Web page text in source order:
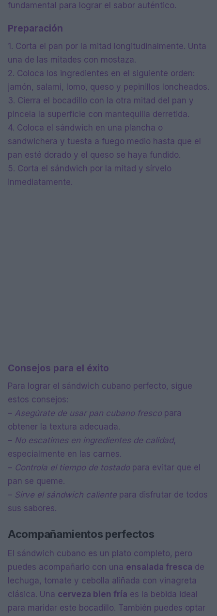
fundamental para lograr el sabor auténtico.
Preparación
1. Corta el pan por la mitad longitudinalmente. Unta
una de las mitades con mostaza.
2. Coloca los ingredientes en el siguiente orden:
jamón, salami, lomo, queso y pepinillos loncheados.
3. Cierra el bocadillo con la otra mitad del pan y
pincela la superficie con mantequilla derretida.
4. Coloca el sándwich en una plancha o
sandwichera y tuesta a fuego medio hasta que el
pan esté dorado y el queso se haya fundido.
5. Corta el sándwich por la mitad y sírvelo
inmediatamente.
Consejos para el éxito
Para lograr el sándwich cubano perfecto, sigue
estos consejos:
– Asegúrate de usar pan cubano frescopara
obtener la textura adecuada.
– No escatimes en ingredientes de calidad,
especialmente en las carnes.
– Controla el tiempo de tostadopara evitar que el
pan se queme.
– Sirve el sándwich caliente para disfrutar de todos
sus sabores.
Acompañamientos perfectos
El sándwich cubano es un plato completo, pero
puedes acompañarlo con una ensalada fresca de
lechuga, tomate y cebolla aliñada con vinagreta
clásica. Una cerveza bien fría es la bebida ideal
para maridar este bocadillo. También puedes optar